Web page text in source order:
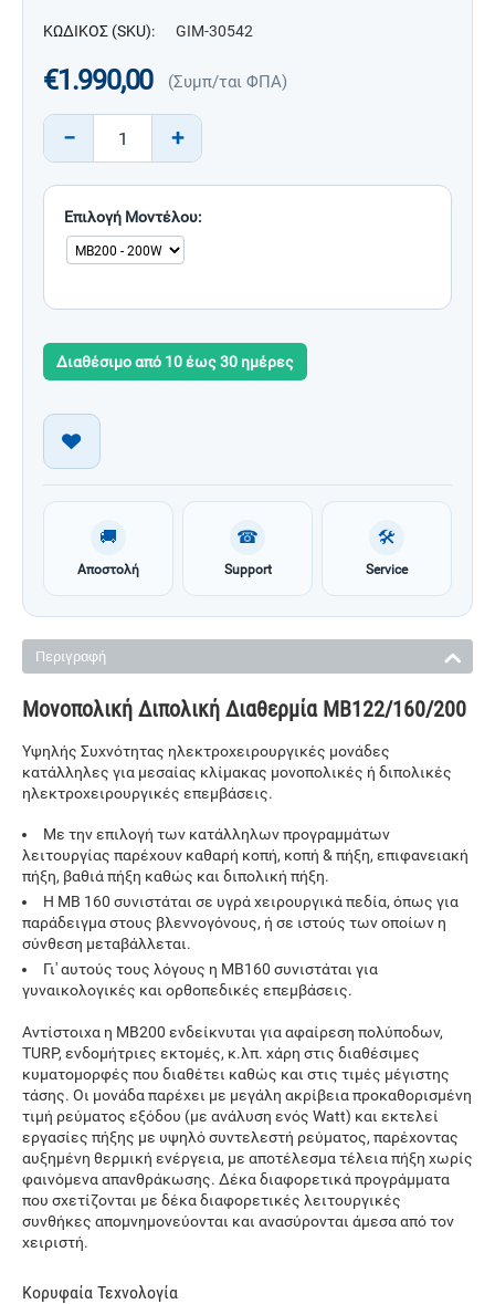
ΚΩΔΙΚΟΣ (SKU): GIM-30542
€1.990,00 (Συμπ/ται ΦΠΑ)
+
−
Επιλογή Μοντέλου:
Διαθέσιμο από 10 έως 30 ημέρες
🚚
Αποστολή
☎
Support
🛠
Service
Περιγραφή
Μονοπολική Διπολική Διαθερμία ΜΒ122/160/200
Υψηλής Συχνότητας ηλεκτροχειρουργικές μονάδες
κατάλληλες για μεσαίας κλίμακας μονοπολικές ή διπολικές
ηλεκτροχειρουργικές επεμβάσεις.
Με την επιλογή των κατάλληλων προγραμμάτων
λειτουργίας παρέχουν καθαρή κοπή, κοπή & πήξη, επιφανειακή
πήξη, βαθιά πήξη καθώς και διπολική πήξη.
Η MB 160 συνιστάται σε υγρά χειρουργικά πεδία, όπως για
παράδειγμα στους βλεννογόνους, ή σε ιστούς των οποίων η
σύνθεση μεταβάλλεται.
Γι' αυτούς τους λόγους η MB160 συνιστάται για
γυναικολογικές και ορθοπεδικές επεμβάσεις.
Αντίστοιχα η ΜΒ200 ενδείκνυται για αφαίρεση πολύποδων,
TURP, ενδομήτριες εκτομές, κ.λπ. χάρη στις διαθέσιμες
κυματομορφές που διαθέτει καθώς και στις τιμές μέγιστης
τάσης. Οι μονάδα παρέχει με μεγάλη ακρίβεια προκαθορισμένη
τιμή ρεύματος εξόδου (με ανάλυση ενός Watt) και εκτελεί
εργασίες πήξης με υψηλό συντελεστή ρεύματος, παρέχοντας
αυξημένη θερμική ενέργεια, με αποτέλεσμα τέλεια πήξη χωρίς
φαινόμενα απανθράκωσης. Δέκα διαφορετικά προγράμματα
που σχετίζονται με δέκα διαφορετικές λειτουργικές
συνθήκες απομνημονεύονται και ανασύρονται άμεσα από τον
χειριστή.
Κορυφαία Τεχνολογία